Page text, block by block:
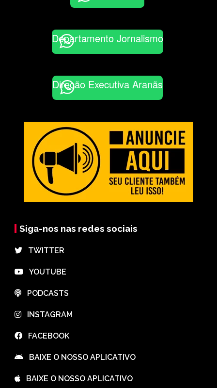
Departamento Jornalismo
Direção Executiva Aranãs
Siga-nos nas redes sociais
⠀TWITTER
⠀YOUTUBE
⠀PODCASTS
⠀INSTAGRAM
⠀FACEBOOK
⠀BAIXE O NOSSO APLICATIVO
⠀BAIXE O NOSSO APLICATIVO